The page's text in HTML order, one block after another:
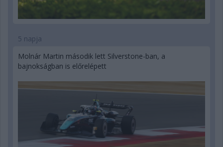
5 napja
Molnár Martin második lett Silverstone-ban, a
bajnokságban is előrelépett